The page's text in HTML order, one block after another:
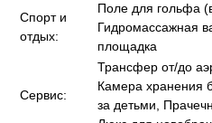
Спорт и
отдых:
Поле для гольфа
Гидромассажная
площадка
Сервис:
Трансфер от/до
Камера хранения
за детьми,